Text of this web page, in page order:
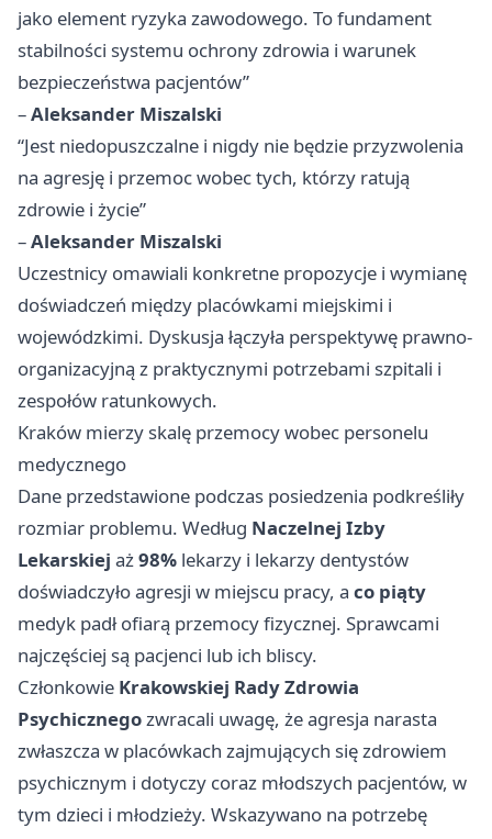
jako element ryzyka zawodowego. To fundament
stabilności systemu ochrony zdrowia i warunek
bezpieczeństwa pacjentów”
–Aleksander Miszalski
“Jest niedopuszczalne i nigdy nie będzie przyzwolenia
na agresję i przemoc wobec tych, którzy ratują
zdrowie i życie”
–Aleksander Miszalski
Uczestnicy omawiali konkretne propozycje i wymianę
doświadczeń między placówkami miejskimi i
wojewódzkimi. Dyskusja łączyła perspektywę prawno-
organizacyjną z praktycznymi potrzebami szpitali i
zespołów ratunkowych.
Kraków mierzy skalę przemocy wobec personelu
medycznego
Dane przedstawione podczas posiedzenia podkreśliły
rozmiar problemu. Według Naczelnej Izby
Lekarskiej aż98% lekarzy i lekarzy dentystów
doświadczyło agresji w miejscu pracy, a co piąty
medyk padł ofiarą przemocy fizycznej. Sprawcami
najczęściej są pacjenci lub ich bliscy.
Członkowie Krakowskiej Rady Zdrowia
Psychicznegozwracali uwagę, że agresja narasta
zwłaszcza w placówkach zajmujących się zdrowiem
psychicznym i dotyczy coraz młodszych pacjentów, w
tym dzieci i młodzieży. Wskazywano na potrzebę